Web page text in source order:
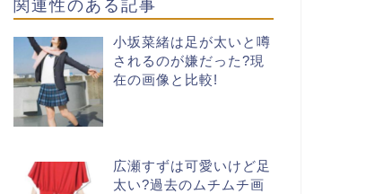
関連性のある記事
小坂菜緒は足が太いと噂
されるのが嫌だった?現
在の画像と比較!
広瀬すずは可愛いけど足
太い?過去のムチムチ画